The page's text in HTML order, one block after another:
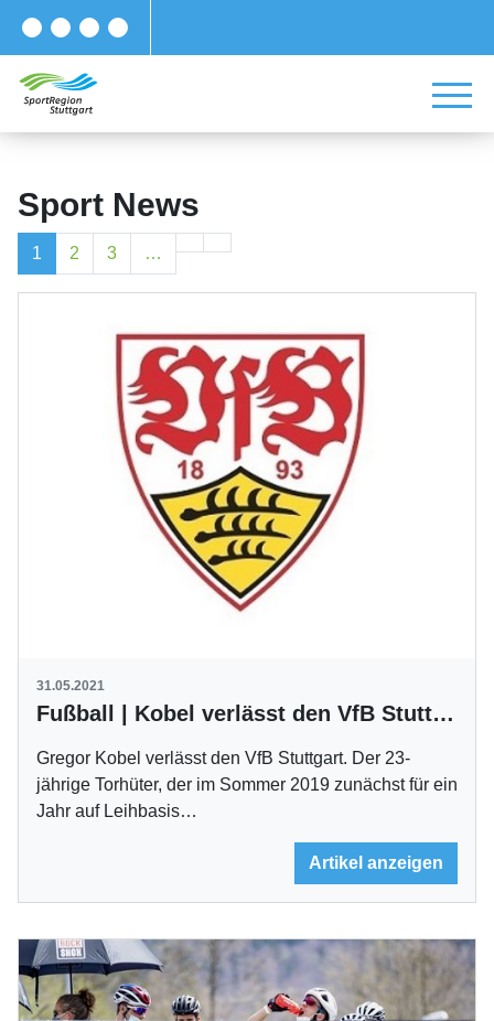
Sport News
1 2 3 …
31.05.2021
Fußball | Kobel verlässt den VfB Stuttgart
Gregor Kobel verlässt den VfB Stuttgart. Der 23-
jährige Torhüter, der im Sommer 2019 zunächst für ein
Jahr auf Leihbasis…
Artikel anzeigen